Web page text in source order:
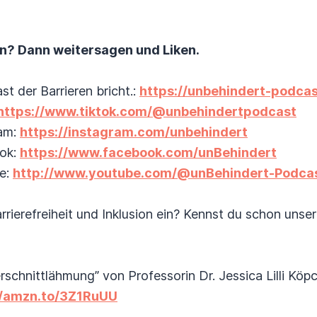
Dann weitersagen und Liken.
der Barrieren bricht.: https://unbehindert-
www.tiktok.com/@unbehindertpodcast
https://instagram.com/unbehindert
https://www.facebook.com/unBehindert
http://www.youtube.com/@unBehindert-
und Inklusion ein? Kennst du schon
von Professorin Dr. Jessica Lilli
3Z1RuUU